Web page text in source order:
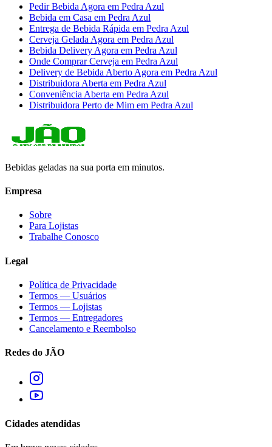
Pedir Bebida Agora em Pedra Azul
Bebida em Casa em Pedra Azul
Entrega de Bebida Rápida em Pedra Azul
Cerveja Gelada Agora em Pedra Azul
Bebida Delivery Agora em Pedra Azul
Onde Comprar Cerveja em Pedra Azul
Delivery de Bebida Aberto Agora em Pedra Azul
Distribuidora Aberta em Pedra Azul
Conveniência Aberta em Pedra Azul
Distribuidora Perto de Mim em Pedra Azul
Bebidas geladas na sua porta em minutos.
Empresa
Sobre
Para Lojistas
Trabalhe Conosco
Legal
Política de Privacidade
Termos — Usuários
Termos — Lojistas
Termos — Entregadores
Cancelamento e Reembolso
Redes do JÃO
Cidades atendidas